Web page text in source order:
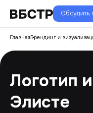
Обсудить
ГлавнаяБрендинг и
Логотип
Элисте